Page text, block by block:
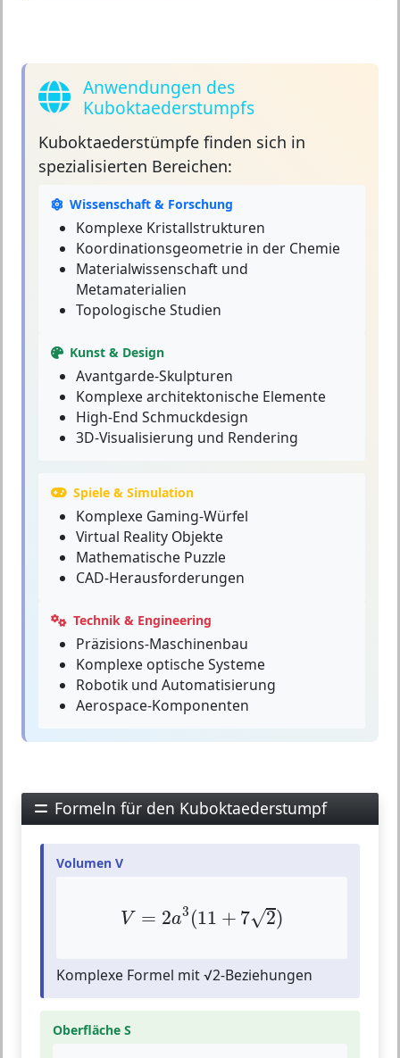
Anwendungen des
Kuboktaederstumpfs
Kuboktaederstümpfe finden sich in
spezialisierten Bereichen:
Wissenschaft & Forschung
Komplexe Kristallstrukturen
Koordinationsgeometrie in der Chemie
Materialwissenschaft und
Metamaterialien
Topologische Studien
Kunst & Design
Avantgarde-Skulpturen
Komplexe architektonische Elemente
High-End Schmuckdesign
3D-Visualisierung und Rendering
Spiele & Simulation
Komplexe Gaming-Würfel
Virtual Reality Objekte
Mathematische Puzzle
CAD-Herausforderungen
Technik & Engineering
Präzisions-Maschinenbau
Komplexe optische Systeme
Robotik und Automatisierung
Aerospace-Komponenten
Formeln für den Kuboktaederstumpf
Volumen V
V = 2a3 (11 + 7√2)
=2 a3(11 + 72
Komplexe Formel mit √2-Beziehungen
Oberfläche S